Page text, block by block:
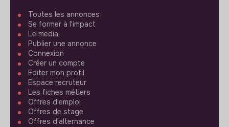
Toutes les annonces
Se former à l'impact
Le media
Publier une annonce
Connexion
Créer un compte
Editer mon profil
Espace recruteur
Les fiches métiers
Offres d'emploi
Offres de stage
Offres d'alternance